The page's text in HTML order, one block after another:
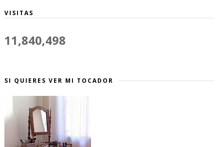
VISITAS
11,840,498
SI QUIERES VER MI TOCADOR